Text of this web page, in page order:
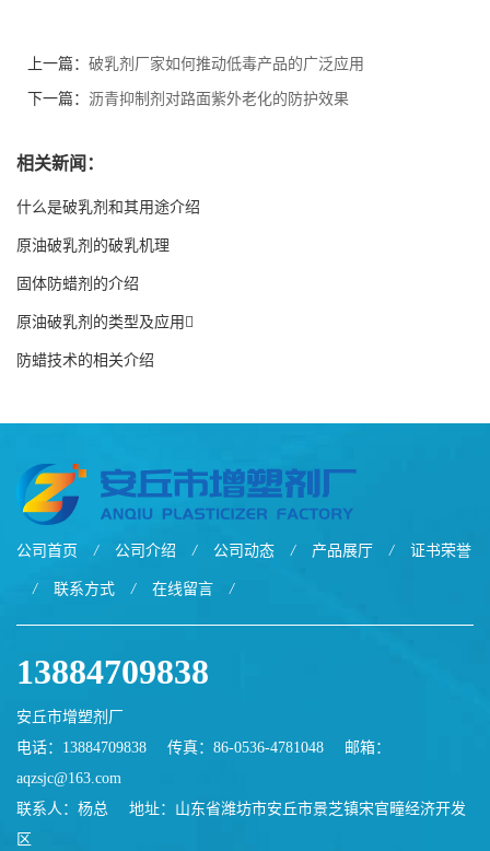
上一篇： 破乳剂厂家如何推动低毒产品的广泛应用
下一篇： 沥青抑制剂对路面紫外老化的防护效果
相关新闻：
什么是破乳剂和其用途介绍
原油破乳剂的破乳机理
固体防蜡剂的介绍
原油破乳剂的类型及应用
防蜡技术的相关介绍
公司首页 / 公司介绍 / 公司动态 / 产品展厅 / 证书荣誉
/ 联系方式 / 在线留言 /
13884709838
安丘市增塑剂厂
电话：13884709838
传真：86-0536-4781048
邮箱：
aqzsjc@163.com
联系人：杨总
地址：山东省潍坊市安丘市景芝镇宋官疃经济开发
区